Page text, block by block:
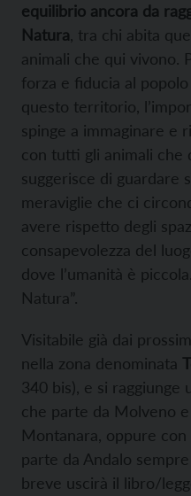
equilibrio ancora da
Natura , tra chi abita
animali che qui vivono.
forza e fiducia al
questo territorio,
spinge a immaginare e
con tutti gli animali che
suggerisce di guardare
meraviglie che ci
avere rispetto degli
consapevolezza del
dove l’umanità è
Natura”.
Visitabile già dai
nella zona denominata
340 bis), e si raggiunge
che parte da Molveno
Montanara, oppure con
parte da Andalo
breve uscirà il libro/